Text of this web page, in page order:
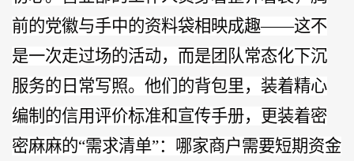
前的党徽与手中的资料袋相映成趣——这不
是一次走过场的活动，而是团队常态化下沉
服务的日常写照。他们的背包里，装着精心
编制的信用评价标准和宣传手册，更装着密
密麻麻的“需求清单”：哪家商户需要短期资金